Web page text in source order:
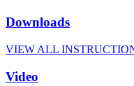
Downloads
VIEW ALL
Video